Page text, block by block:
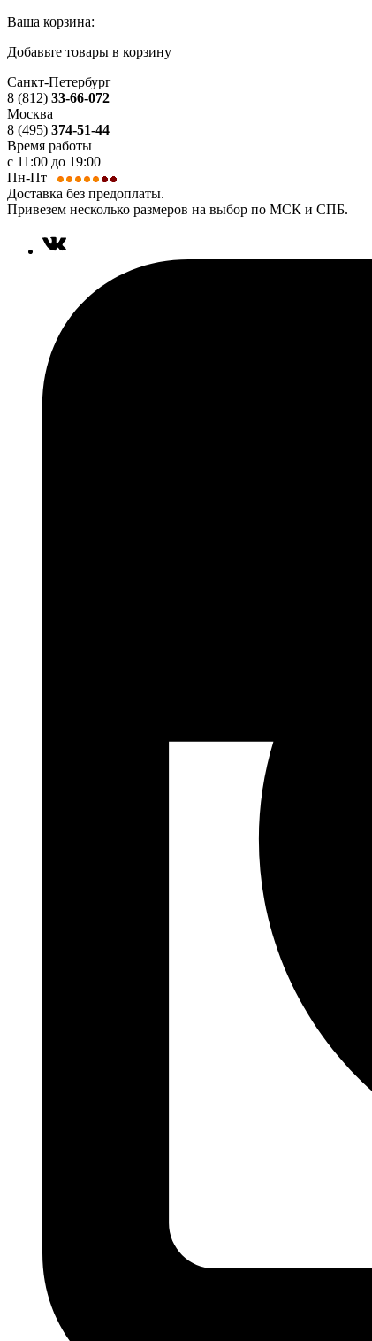
Ваша корзина:
Добавьте товары в корзину
Санкт-Петербург
8 (812) 33-66-072
Москва
8 (495) 374-51-44
Время работы
с 11:00 до 19:00
Пн-Пт
Доставка без предоплаты.
Привезем несколько размеров на выбор по МСК и СПБ.